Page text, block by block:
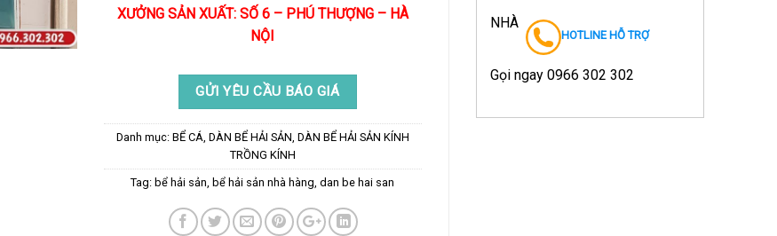
XƯỞNG SẢN XUẤT: SỐ 6 – PHÚ THƯỢNG – HÀ
NỘI
GỬI YÊU CẦU BÁO GIÁ
Danh mục: BỂ CÁ DÀN BỂ HẢI SẢN DÀN BỂ HẢI SẢN KÍNH
TRỒNG KÍNH
Tag:bể hải sản ,bể hải sản nhà hàng ,dan be hai san
HOTLINE HỖ TRỢ
Gọi ngay 0966 302 302